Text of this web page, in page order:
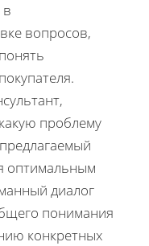
вопросов,
проблему
оптимальным
диалог
понимания
конкретных